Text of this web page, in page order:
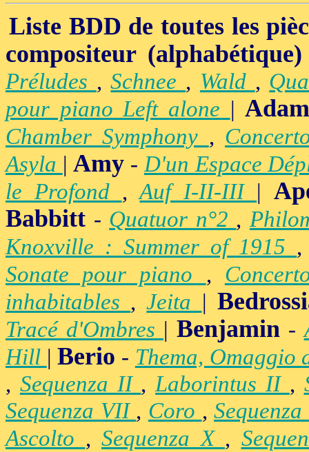
Liste BDD de toutes les
compositeur (alphabétique)
Préludes ,Schnee , Wald ,
pour piano Left alone |
Chamber Symphony ,
Asyla |Amy -D'un Espace
le Profond ,Auf I-II-III |
Babbitt - Quatuor n°2 ,
Knoxville : Summer of 1915
Sonate pour piano ,
inhabitables ,Jeita |
Tracé d'Ombres | Benjamin-
Hill |Berio - Thema, Omaggio
, Sequenza II ,Laborintus II ,
Sequenza VII , Coro ,
Ascolto , Sequenza X ,